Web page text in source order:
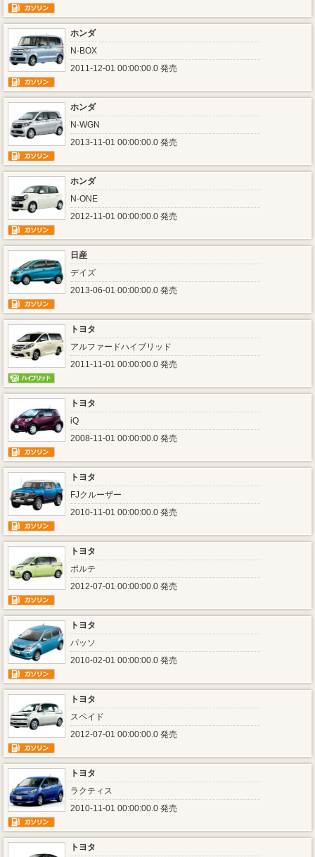
ホンダ
N-BOX
2011-12-01 00:00:00.0 発売
ホンダ
N-WGN
2013-11-01 00:00:00.0 発売
ホンダ
N-ONE
2012-11-01 00:00:00.0 発売
日産
デイズ
2013-06-01 00:00:00.0 発売
トヨタ
アルファードハイブリッド
2011-11-01 00:00:00.0 発売
トヨタ
iQ
2008-11-01 00:00:00.0 発売
トヨタ
FJクルーザー
2010-11-01 00:00:00.0 発売
トヨタ
ポルテ
2012-07-01 00:00:00.0 発売
トヨタ
パッソ
2010-02-01 00:00:00.0 発売
トヨタ
スペイド
2012-07-01 00:00:00.0 発売
トヨタ
ラクティス
2010-11-01 00:00:00.0 発売
トヨタ